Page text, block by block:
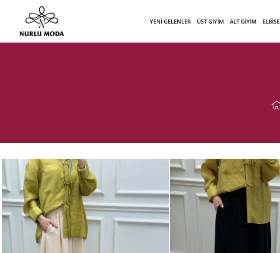
YENİ GELENLER ÜST GİYİM ALT GİYİM ELBİSE